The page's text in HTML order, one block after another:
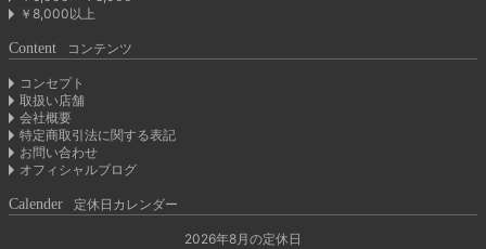
￥8,000以上
Content コンテンツ
コンセプト
取扱い店舗
会社概要
特定商取引法に関する表記
お問い合わせ
オフィシャルブログ
Calender 定休日カレンダー
2026年8月の定休日